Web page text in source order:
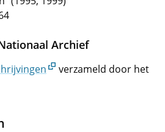
Archief
verzameld door het